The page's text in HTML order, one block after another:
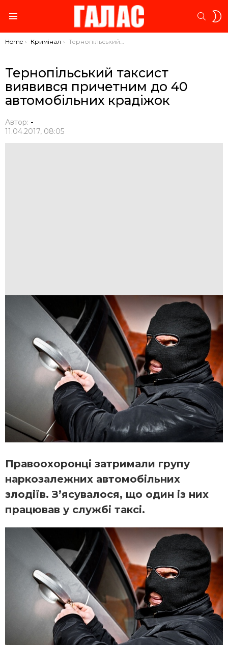
You are here:
Home Кримінал Тернопільський таксист виявився причетним до 40 автомобільних крадіжок
Тернопільський таксист
виявився причетним до 40
автомобільних крадіжок
Автор: -
11.04.2017, 08:05
Правоохоронці затримали групу
наркозалежних автомобільних
злодіїв. З’ясувалося, що один із них
працював у службі таксі.